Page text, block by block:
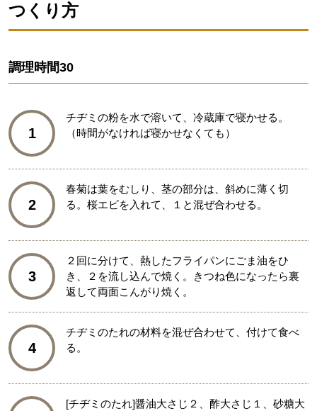
つくり方
調理時間30
1
チヂミの粉を水で溶いて、冷蔵庫で寝かせる。
（時間がなければ寝かせなくても）
2
春菊は葉をむしり、茎の部分は、斜めに薄く切
る。桜エビを入れて、１と混ぜ合わせる。
3
２回に分けて、熱したフライパンにごま油をひ
き、２を流し込んで焼く。きつね色になったら裏
返して両面こんがり焼く。
4
チヂミのたれの材料を混ぜ合わせて、付けて食べ
る。
[チヂミのたれ]醤油大さじ２、酢大さじ１、砂糖大